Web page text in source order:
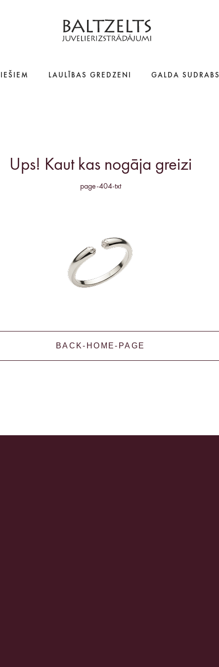
LAULĪBAS GREDZENI GALDA SUDRABS
Ups! Kaut kas nogāja greizi
page-404-txt
BACK-HOME-PAGE